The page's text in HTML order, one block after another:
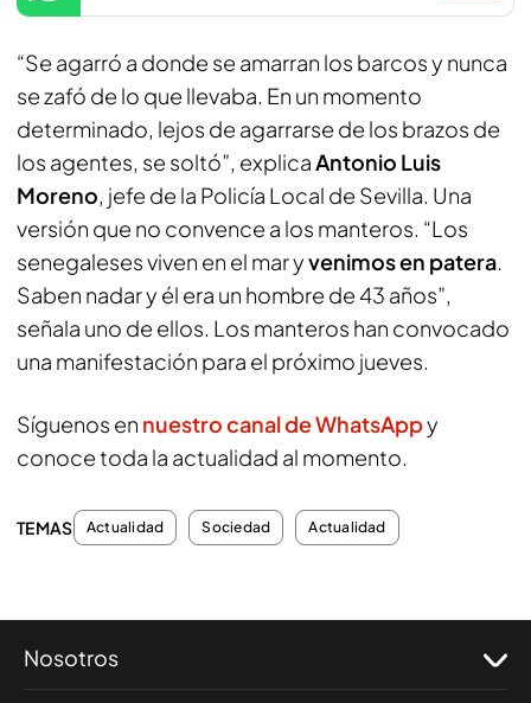
“Se agarró a donde se amarran los barcos y nunca
se zafó de lo que llevaba. En un momento
determinado, lejos de agarrarse de los brazos de
los agentes, se soltó”, explicaAntonio Luis
Moreno, jefe de la Policía Local de Sevilla. Una
versión que no convence a los manteros. “Los
senegaleses viven en el mar yvenimos en patera.
Saben nadar y él era un hombre de 43 años”,
señala uno de ellos. Los manteros han convocado
una manifestación para el próximo jueves.
Síguenos en nuestro canal de WhatsAppy
conoce toda la actualidad al momento.
TEMAS Actualidad Sociedad Actualidad
Nosotros